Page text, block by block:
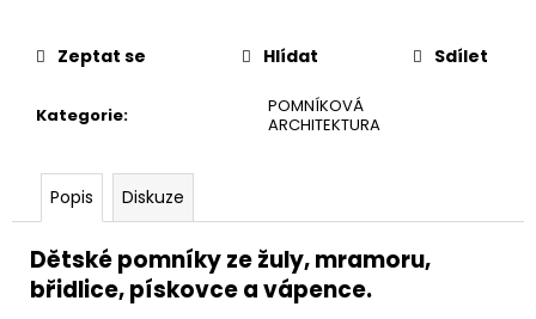
Kategorie:
POMNÍKOVÁ
ARCHITEKTURA
Zeptat se Hlídat Sdílet
Popis Diskuze
Dětské pomníky ze žuly, mramoru,
břidlice, pískovce a vápence.
e
m